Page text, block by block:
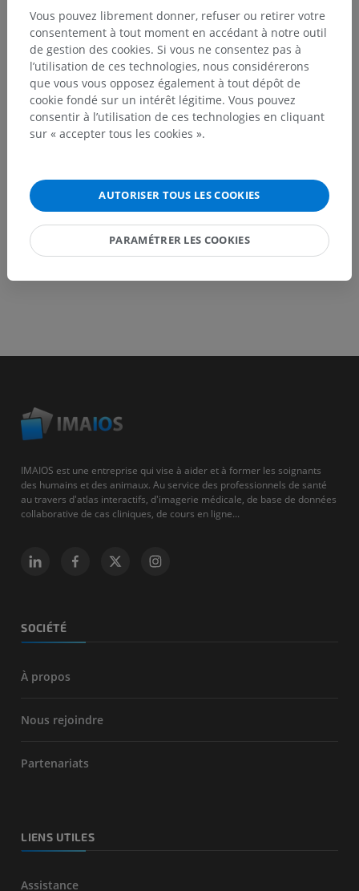
Vous avez vu une erreur ?
N’hésitez pas à nous suggérer une correction, une
traduction, une amélioration de contenu.
Signaler un problème
IMAIOS est une entreprise qui vise à aider et à former les soignants
des humains et des animaux. Au service des professionnels de santé
au travers d'atlas interactifs, d'imagerie médicale, de base de données
collaborative de cas cliniques, de cours en ligne...
SOCIÉTÉ
À propos
Nous rejoindre
Partenariats
LIENS UTILES
Assistance
Vous pouvez librement donner, refuser ou retirer votre
consentement à tout moment en accédant à notre outil
de gestion des cookies. Si vous ne consentez pas à
l’utilisation de ces technologies, nous considérerons
que vous vous opposez également à tout dépôt de
cookie fondé sur un intérêt légitime. Vous pouvez
consentir à l’utilisation de ces technologies en cliquant
sur « accepter tous les cookies ».
AUTORISER TOUS LES COOKIES
PARAMÉTRER LES COOKIES